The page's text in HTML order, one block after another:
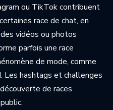
ou TikTok contribuent
race de chat, en
vidéos ou photos
parfois une race
de mode, comme
hashtags et challenges
de races